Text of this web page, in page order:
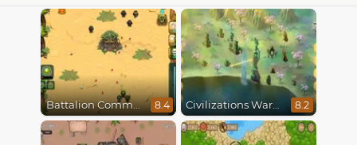
Battalion Commander 8.4 Civilizations Wars Master Edition 8.2